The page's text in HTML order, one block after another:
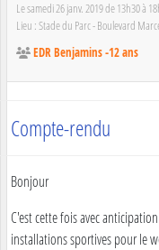
Lesamedi26janv. 2019de 13h30 à
Lieu :Stade du Parc - Boulevard
EDR Benjamins -12 ans
Compte-rendu
Bonjour
C'est cette fois avec
installations sportives pour le